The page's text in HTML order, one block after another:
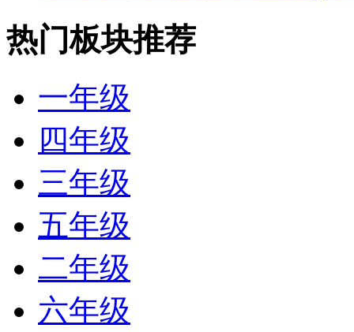
热门板块推荐
一年级
四年级
三年级
五年级
二年级
六年级